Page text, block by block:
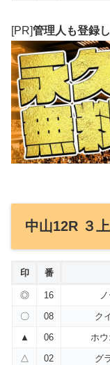
[PR]管理人も登録
中山12R ３
印 番
◎ 16
〇
08 ク
▲
06 ホ
△
02 グ